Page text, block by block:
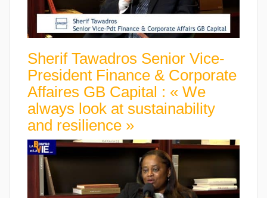
Sherif Tawadros Senior Vice-
President Finance & Corporate
Affaires GB Capital : « We
always look at sustainability
and resilience »